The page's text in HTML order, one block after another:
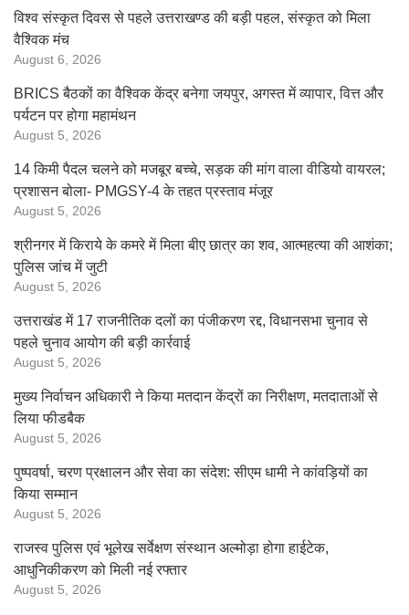
विश्व संस्कृत दिवस से पहले उत्तराखण्ड की बड़ी पहल, संस्कृत को मिला
वैश्विक मंच
August 6, 2026
BRICS बैठकों का वैश्विक केंद्र बनेगा जयपुर, अगस्त में व्यापार, वित्त और
पर्यटन पर होगा महामंथन
August 5, 2026
14 किमी पैदल चलने को मजबूर बच्चे, सड़क की मांग वाला वीडियो वायरल;
प्रशासन बोला- PMGSY-4 के तहत प्रस्ताव मंजूर
August 5, 2026
श्रीनगर में किराये के कमरे में मिला बीए छात्र का शव, आत्महत्या की आशंका;
पुलिस जांच में जुटी
August 5, 2026
उत्तराखंड में 17 राजनीतिक दलों का पंजीकरण रद्द, विधानसभा चुनाव से
पहले चुनाव आयोग की बड़ी कार्रवाई
August 5, 2026
मुख्य निर्वाचन अधिकारी ने किया मतदान केंद्रों का निरीक्षण, मतदाताओं से
लिया फीडबैक
August 5, 2026
पुष्पवर्षा, चरण प्रक्षालन और सेवा का संदेश: सीएम धामी ने कांवड़ियों का
किया सम्मान
August 5, 2026
राजस्व पुलिस एवं भूलेख सर्वेक्षण संस्थान अल्मोड़ा होगा हाईटेक,
आधुनिकीकरण को मिली नई रफ्तार
August 5, 2026